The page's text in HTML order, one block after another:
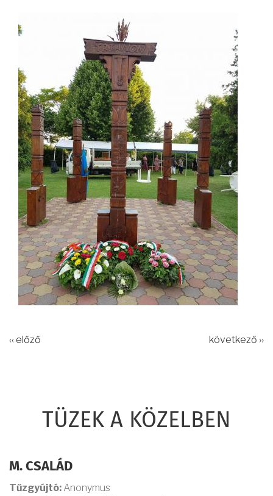
‹‹ előző következő ››
TÜZEK A KÖZELBEN
M. CSALÁD
Tűzgyújtó: Anonymus